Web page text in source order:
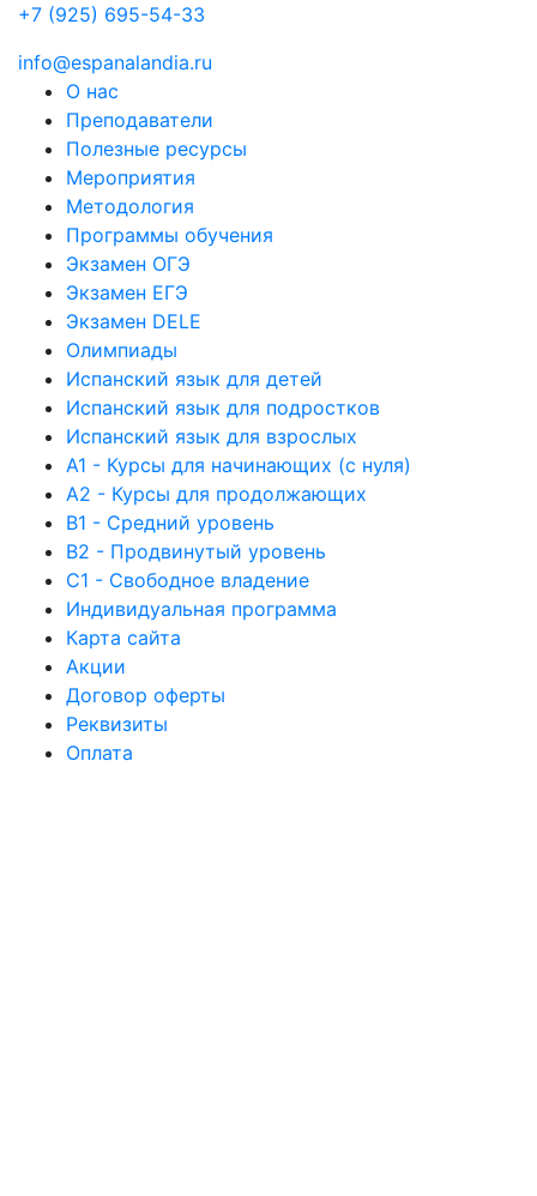
+7 (925) 695-54-33
info@espanalandia.ru
О нас
Преподаватели
Полезные ресурсы
Мероприятия
Методология
Программы обучения
Экзамен ОГЭ
Экзамен ЕГЭ
Экзамен DELE
Олимпиады
Испанский язык для детей
Испанский язык для подростков
Испанский язык для взрослых
А1 - Курсы для начинающих (с нуля)
А2 - Курсы для продолжающих
B1 - Средний уровень
B2 - Продвинутый уровень
C1 - Свободное владение
Индивидуальная программа
Карта сайта
Акции
Договор оферты
Реквизиты
Оплата